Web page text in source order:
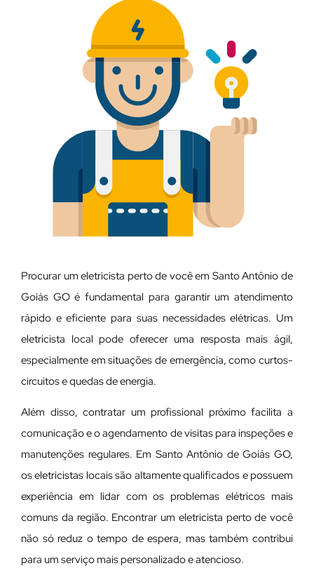
Procurar um eletricista perto de você em Santo Antônio de
Goiás GO é fundamental para garantir um atendimento
rápido e eficiente para suas necessidades elétricas. Um
eletricista local pode oferecer uma resposta mais ágil,
especialmente em situações de emergência, como curtos-
circuitos e quedas de energia.
Além disso, contratar um profissional próximo facilita a
comunicação e o agendamento de visitas para inspeções e
manutenções regulares. Em Santo Antônio de Goiás GO,
os eletricistas locais são altamente qualificados e possuem
experiência em lidar com os problemas elétricos mais
comuns da região. Encontrar um eletricista perto de você
não só reduz o tempo de espera, mas também contribui
para um serviço mais personalizado e atencioso.